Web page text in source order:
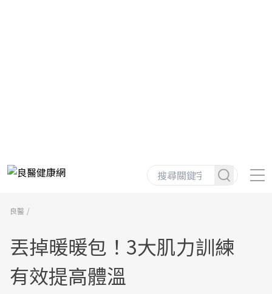
良醫
丟掉暖暖包！3大肌力訓練
有效提高體溫